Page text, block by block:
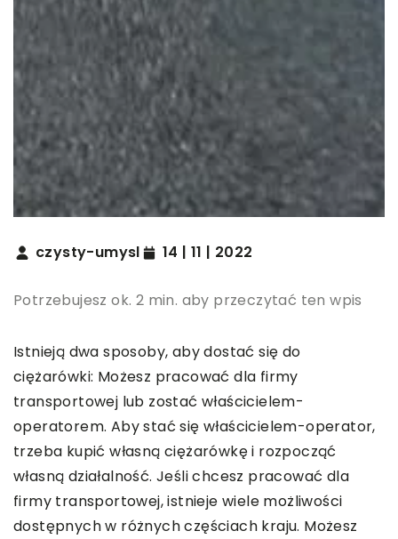
czysty-umysl 14 | 11 | 2022
Potrzebujesz ok. 2 min. aby przeczytać ten wpis
Istnieją dwa sposoby, aby dostać się do
ciężarówki: Możesz pracować dla firmy
transportowej lub zostać właścicielem-
operatorem. Aby stać się właścicielem-operator,
trzeba kupić własną ciężarówkę i rozpocząć
własną działalność. Jeśli chcesz pracować dla
firmy transportowej, istnieje wiele możliwości
dostępnych w różnych częściach kraju. Możesz